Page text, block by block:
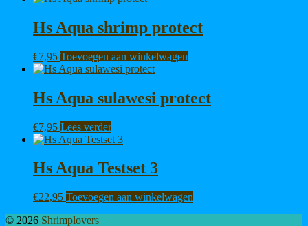
Hs Aqua shrimp protect
€7,95 Toevoegen aan winkelwagen
Hs Aqua sulawesi protect
€7,95 Lees verder
Hs Aqua Testset 3
€22,95 Toevoegen aan winkelwagen
© 2026 Shrimplovers